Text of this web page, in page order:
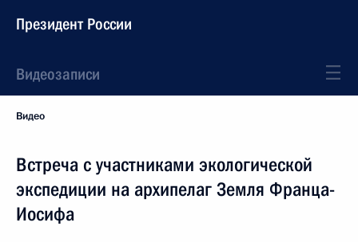
Президент России
Видеозаписи
Видео
Встреча с участниками экологической
экспедиции на архипелаг Земля Франца-
Иосифа